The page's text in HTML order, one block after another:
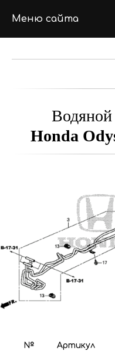
Меню сайта
Honda
№ Артикул